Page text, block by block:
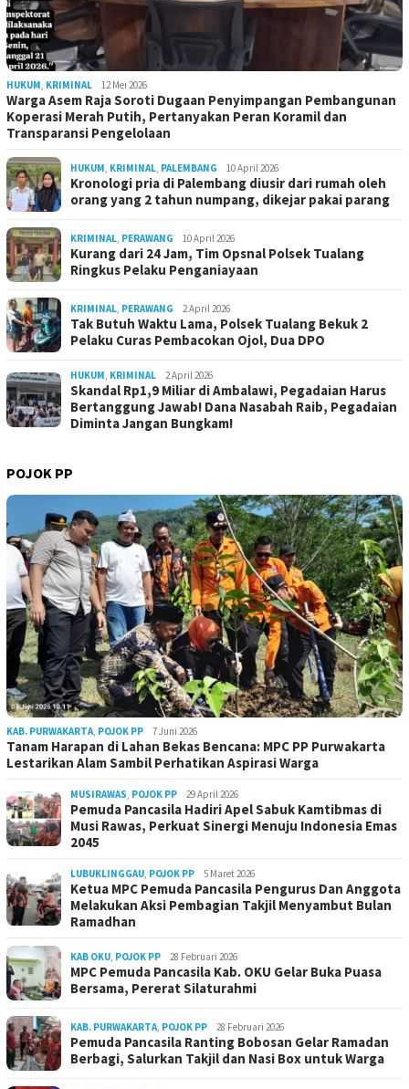
HUKUM KRIMINAL 12 Mei 2026
Warga Asem Raja Soroti Dugaan Penyimpangan Pembangunan
Koperasi Merah Putih, Pertanyakan Peran Koramil dan
Transparansi Pengelolaan
HUKUM KRIMINAL PALEMBANG 10 April 2026
Kronologi pria di Palembang diusir dari rumah oleh
orang yang 2 tahun numpang, dikejar pakai parang
KRIMINAL PERAWANG 10 April 2026
Kurang dari 24 Jam, Tim Opsnal Polsek Tualang
Ringkus Pelaku Penganiayaan
KRIMINAL PERAWANG 2 April 2026
Tak Butuh Waktu Lama, Polsek Tualang Bekuk 2
Pelaku Curas Pembacokan Ojol, Dua DPO
HUKUM KRIMINAL 2 April 2026
Skandal Rp1,9 Miliar di Ambalawi, Pegadaian Harus
Bertanggung Jawab! Dana Nasabah Raib, Pegadaian
Diminta Jangan Bungkam!
POJOK PP
KAB. PURWAKARTA POJOK PP 7 Juni 2026
Tanam Harapan di Lahan Bekas Bencana: MPC PP Purwakarta
Lestarikan Alam Sambil Perhatikan Aspirasi Warga
MUSIRAWAS POJOK PP 29 April 2026
Pemuda Pancasila Hadiri Apel Sabuk Kamtibmas di
Musi Rawas, Perkuat Sinergi Menuju Indonesia Emas
2045
LUBUKLINGGAU POJOK PP 5 Maret 2026
Ketua MPC Pemuda Pancasila Pengurus Dan Anggota
Melakukan Aksi Pembagian Takjil Menyambut Bulan
Ramadhan
KAB OKU POJOK PP 28 Februari 2026
MPC Pemuda Pancasila Kab. OKU Gelar Buka Puasa
Bersama, Pererat Silaturahmi
KAB. PURWAKARTA POJOK PP 28 Februari 2026
Pemuda Pancasila Ranting Bobosan Gelar Ramadan
Berbagi, Salurkan Takjil dan Nasi Box untuk Warga